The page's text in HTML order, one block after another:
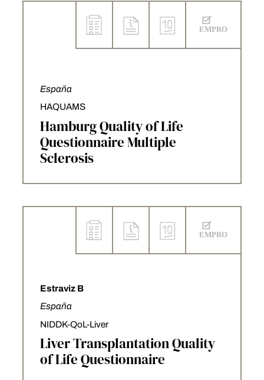
España
HAQUAMS
Hamburg Quality of Life
Questionnaire Multiple
Sclerosis
Estraviz B
España
NIDDK-QoL-Liver
Liver Transplantation Quality
of Life Questionnaire